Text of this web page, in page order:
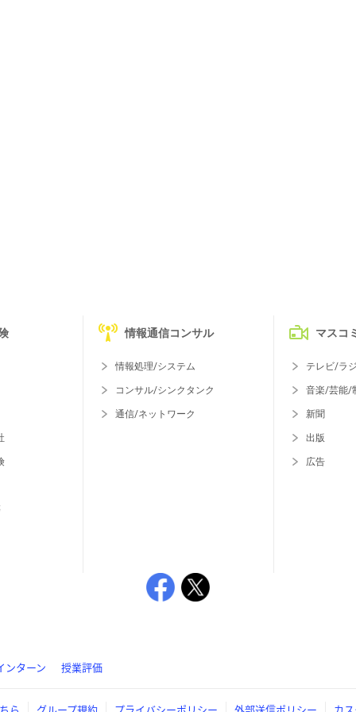
情報通信コンサル
情報処理/システム
コンサル/シンクタンク
通信/ネットワーク
マスコミ
テレビ/ラ
音楽/芸能/
新聞
出版
広告
ンターン 授業評価